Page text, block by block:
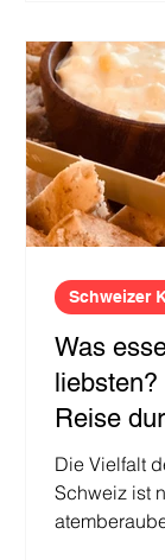
Was
Reise
Küche
Die Vielfalt
Schweiz ist
Schweizer